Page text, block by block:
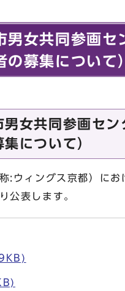
男女共同参画
募集について
女共同参画セ
について）
:ウィングス京都）に
公表します。